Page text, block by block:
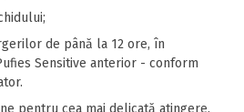
de până la 12 ore, în
Sensitive anterior - conform
pentru cea mai delicată atingere.